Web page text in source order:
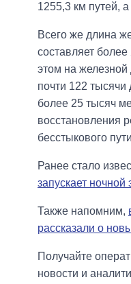
1255,3 км путей,
Всего же длина
составляет
этом на железной
почти 122
более 25 тысяч
восстановления
бесстыкового
Ранее стало
запускает
Также напомним,
рассказали о
Получайте
новости и